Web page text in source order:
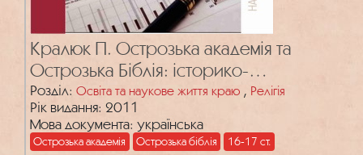
Кралюк П. Острозька академія та
Острозька Біблія: історико-
філософський контекст
Розділ: Освіта та наукове життя краю , Релігія
Рік видання: 2011
Мова документа: українська
Острозька академія Острозька біблія
16-17 ст.